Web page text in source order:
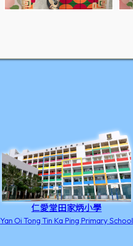
仁愛堂田家炳小學
Yan Oi Tong Tin Ka Ping Primary School